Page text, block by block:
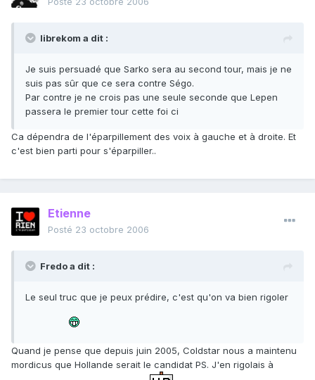
librekom a dit :
Je suis persuadé que Sarko sera au second tour, mais je ne
suis pas sûr que ce sera contre Ségo.
Par contre je ne crois pas une seule seconde que Lepen
passera le premier tour cette foi ci
Ca dépendra de l'éparpillement des voix à gauche et à droite. Et
c'est bien parti pour s'éparpiller..
Etienne
Posté 23 octobre 2006
Fredo a dit :
Le seul truc que je peux prédire, c'est qu'on va bien rigoler
Quand je pense que depuis juin 2005, Coldstar nous a maintenu
mordicus que Hollande serait le candidat PS. J'en rigolais à